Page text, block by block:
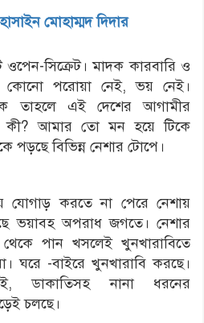
মোহাম্মদ দিদার
সিক্রেট। মাদক কারবারি ও
কোনো পরোয়া নেই, ভয় নেই।
তাহলে এই দেশের আগামীর
কী? আমার তো মন হয়ে টিকে
পড়ছে বিভিন্ন নেশার টোপে।
যোগাড় করতে না পেরে নেশায়
ভয়াবহ অপরাধ জগতে। নেশার
পান খসলেই খুনখারাবিতে
ঘরে -বাইরে খুনখারাবি করছে।
ডাকাতিসহ নানা ধরনের
চলছে।